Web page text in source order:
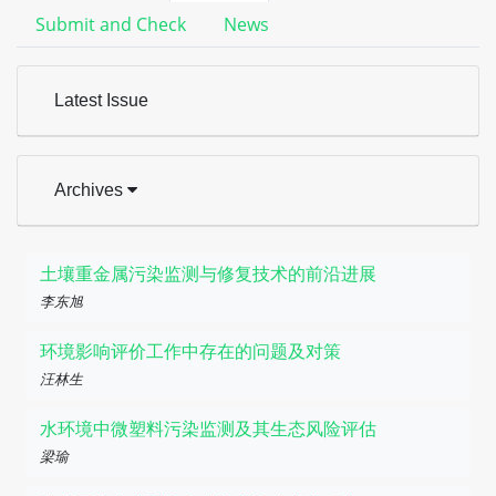
Submit and Check
News
Latest Issue
Archives
土壤重金属污染监测与修复技术的前沿进展
李东旭
环境影响评价工作中存在的问题及对策
汪林生
水环境中微塑料污染监测及其生态风险评估
梁瑜